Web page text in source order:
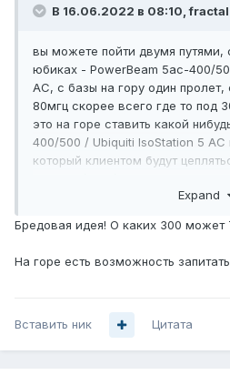
В 16.06.2022 в 08:10,fractal
вы можете пойти двумя путями,
юбиках - PowerBeam 5ac-400/
AC, с базы на гору один
80мгц скорее всего где то под
это на горе ставить какой
400/500 / Ubiquiti IsoStation 5
который клиентом будут
попадают в створ, первый
если на базе сейчас ничего
передачу аплинка на базу
Expand
Бредовая идея! О каких 300 может
На горе есть возможность
Вставить ник Цитата